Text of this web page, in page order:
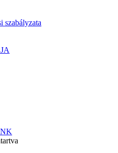
szabályzata